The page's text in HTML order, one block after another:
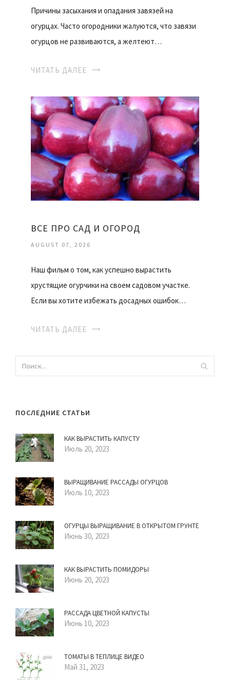
Причины засыхания и опадания завязей на
огурцах. Часто огородники жалуются, что завязи
огурцов не развиваются, а желтеют…
ЧИТАТЬ ДАЛЕЕ
ВСЕ ПРО САД И ОГОРОД
AUGUST 07, 2026
Наш фильм о том, как успешно вырастить
хрустящие огурчики на своем садовом участке.
Если вы хотите избежать досадных ошибок…
ЧИТАТЬ ДАЛЕЕ
ПОСЛЕДНИЕ СТАТЬИ
КАК ВЫРАСТИТЬ КАПУСТУ
Июль 20, 2023
ВЫРАЩИВАНИЕ РАССАДЫ ОГУРЦОВ
Июль 10, 2023
ОГУРЦЫ ВЫРАЩИВАНИЕ В ОТКРЫТОМ ГРУНТЕ
Июнь 30, 2023
КАК ВЫРАСТИТЬ ПОМИДОРЫ
Июнь 20, 2023
РАССАДА ЦВЕТНОЙ КАПУСТЫ
Июнь 10, 2023
ТОМАТЫ В ТЕПЛИЦЕ ВИДЕО
Май 31, 2023